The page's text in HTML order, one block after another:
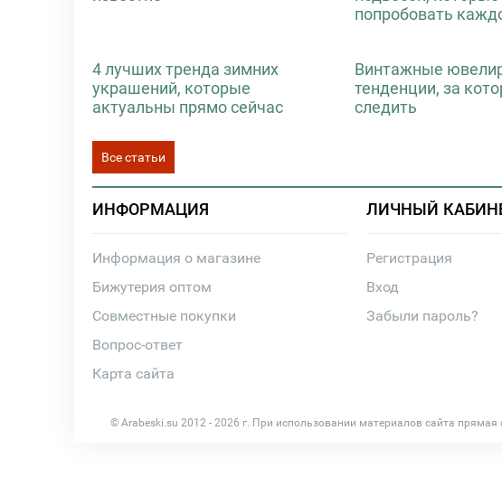
попробовать
4 лучших тренда зимних
украшений, которые
актуальны прямо сейчас
Винтажные
тенденции, за
следить
Все статьи
ИНФОРМАЦИЯ
Информация о магазине
Бижутерия оптом
Совместные покупки
Вопрос-ответ
Карта сайта
ЛИЧНЫЙ
Регистрация
Вход
Забыли пароль?
© Arabeski.su 2012 - 2026 г. При использовании материалов сайта прямая